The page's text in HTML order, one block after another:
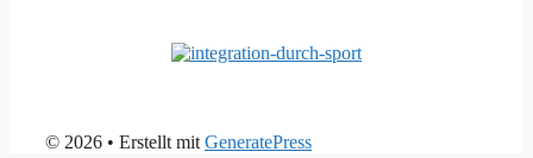
© 2026 • Erstellt mit GeneratePress